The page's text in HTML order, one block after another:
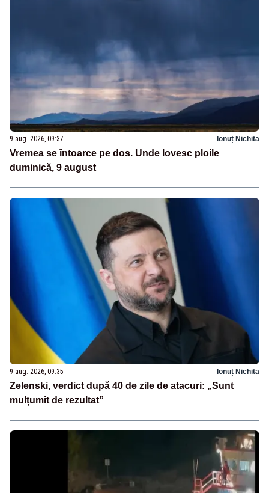
9 aug. 2026, 09:37 Ionuț Nichita
Vremea se întoarce pe dos. Unde lovesc ploile
duminică, 9 august
9 aug. 2026, 09:35 Ionuț Nichita
Zelenski, verdict după 40 de zile de atacuri: „Sunt
mulțumit de rezultat”